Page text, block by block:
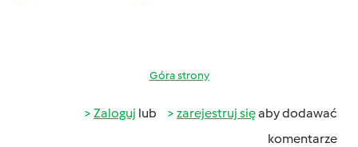
Góra strony
Zaloguj lub zarejestruj sięaby dodawać
komentarze